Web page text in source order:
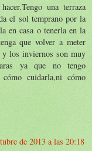
una terraza
el sol temprano por la
en casa o tenerla en la
que volver a meter
y los inviernos son muy
ya que no tengo
cuidarla,ni cómo
de 2013 a las 20:18